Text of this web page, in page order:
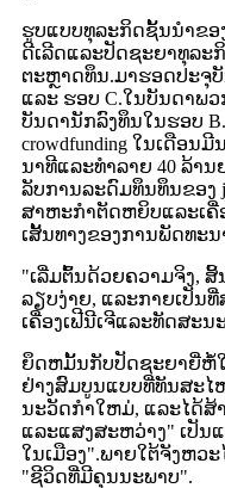
ຮູບແບບທຸລະກິດຊັ້ນນໍາຂອ
ດີເລີດແລະປັດຊະຍາທຸລະ
ຕະຫຼາດທຶນ.ມາ​ຮອດ​ປະຈຸ​ບັ
ແລະ ຮອບ C.ໃນບັນດາພ
ບັນດານັກລົງທຶນໃນຮອບ B.
crowdfunding ໃນເດືອນມີ
ນາທີແລະທໍາລາຍ 40 ລ້າ
ລັບການລະດົມທຶນທຶນຂອງ
ສາຫະກໍາຕັດຫຍິບແລະເຄື່
ເສັ້ນທາງຂອງການພັດທະນ
"ເລີ່ມຕົ້ນດ້ວຍຄວາມຈິງ,
ລຽບງ່າຍ, ແລະກາຍເປັນທີ່
ເຄື່ອງເຟີນີເຈີແລະທັດສະ
ຍຶດຫມັ້ນກັບປັດຊະຍາຍີ່ຫໍ້ໃ
ຢ່າງສົມບູນແບບທີ່ທັນສະໄ
ນະວັດກໍາໃຫມ່, ແລະໄດ້ສ້
ແລະແສງສະຫວ່າງ" ເປັນ
ໃນເມືອງ".ພາຍໃຕ້ຈັງຫວ
"ຊີວິດທີ່ມີຄຸນນະພາບ".